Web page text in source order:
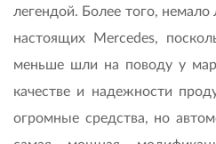
легендой. Более того,
настоящих Mercedes,
меньше шли на поводу у
качестве и надежности
огромные средства, но